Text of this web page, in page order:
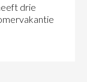
drie